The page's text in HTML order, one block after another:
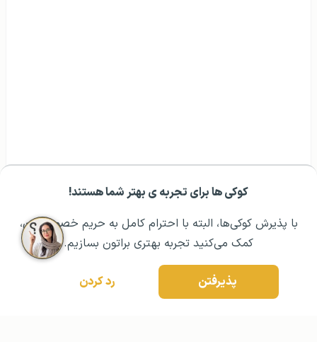
کوکی ها برای تجربه ی بهتر شما هستند!
با پذیرش کوکی‌ها، البته با احترام کامل به حریم خصوصیتون،
کمک می‌کنید تجربه بهتری براتون بسازیم.
پذیرفتن رد کردن
مشــاوره اولیه رایگان: ۰۲۱ ۴۳۰۰۰ ۰۲۱